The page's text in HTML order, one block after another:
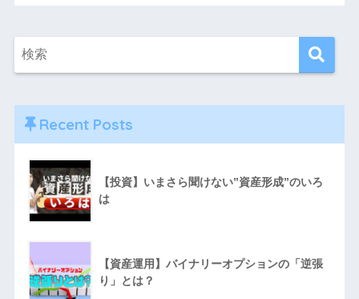
Recent Posts
【投資】いまさら聞けない”資産形成”のいろ
は
【資産運用】バイナリーオプションの「逆張
り」とは？